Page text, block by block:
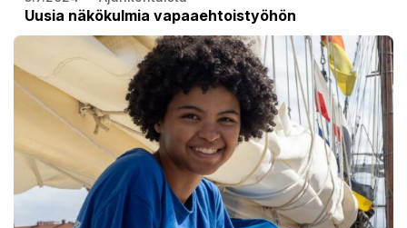
Uusia näkökulmia vapaaehtoistyöhön